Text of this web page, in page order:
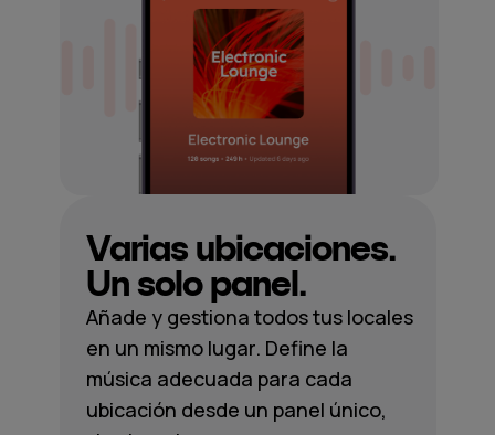
Varias ubicaciones.
Un solo panel.
Añade y gestiona todos tus locales
en un mismo lugar. Define la
música adecuada para cada
ubicación desde un panel único,